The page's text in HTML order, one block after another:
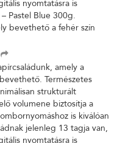
nyomtatásra is
Pastel Blue 300g.
bevethető a fehér szín
amely a
Természetes
strukturált
volumene biztosítja a
is kiválóan
jelenleg 13 tagja van,